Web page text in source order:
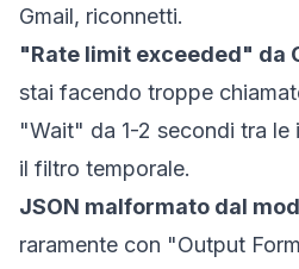
Gmail, riconnetti.
"Rate limit exceeded" da
stai facendo troppe
"Wait" da 1-2 secondi tra le
il filtro temporale.
JSON malformato dal
raramente con "Output